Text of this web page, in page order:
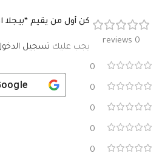
0 reviews
0
0
0
0
0
كن أول من يقيم “بيجلا اوسم
يجب عليك تسجيل